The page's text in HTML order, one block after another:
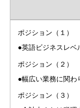
ポジション（１）
●英語ビジネスレベ
ポジション（２）
●幅広い業務に関わ
ポジション（３）